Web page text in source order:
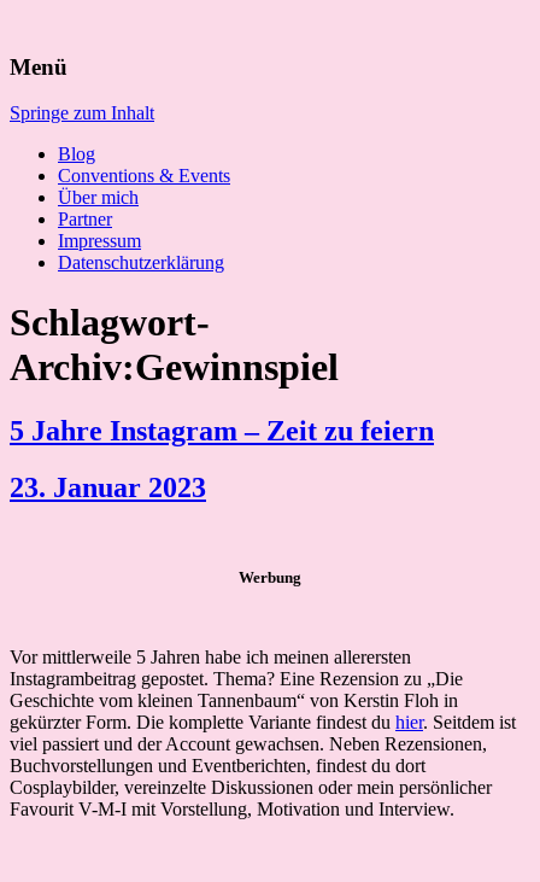
nach:
Menü
Springe zum Inhalt
Blog
Conventions & Events
Über mich
Partner
Impressum
Datenschutzerklärung
Schlagwort-
Archiv:Gewinnspiel
5 Jahre Instagram – Zeit zu feiern
23. Januar 2023
Werbung
Vor mittlerweile 5 Jahren habe ich meinen allerersten
Instagrambeitrag gepostet. Thema? Eine Rezension zu „Die
Geschichte vom kleinen Tannenbaum“ von Kerstin Floh in
gekürzter Form. Die komplette Variante findest du hier. Seitdem ist
viel passiert und der Account gewachsen. Neben Rezensionen,
Buchvorstellungen und Eventberichten, findest du dort
Cosplaybilder, vereinzelte Diskussionen oder mein persönlicher
Favourit V-M-I mit Vorstellung, Motivation und Interview.